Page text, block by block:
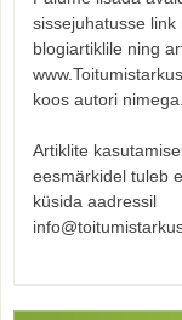
sissejuhatusse link
blogiartiklile ning
koos autori
Artiklite
eesmärkidel tuleb
küsida aadressil